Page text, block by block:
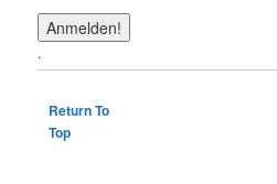
.
Return To
Top